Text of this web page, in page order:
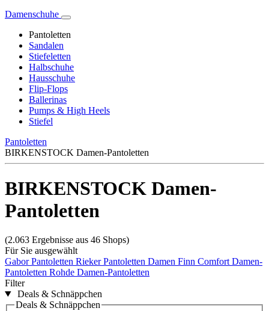
Damenschuhe
Pantoletten
Sandalen
Stiefeletten
Halbschuhe
Hausschuhe
Flip-Flops
Ballerinas
Pumps & High Heels
Stiefel
Pantoletten
BIRKENSTOCK Damen-Pantoletten
BIRKENSTOCK Damen-
Pantoletten
(2.063 Ergebnisse aus 46 Shops)
Für Sie ausgewählt
Gabor Pantoletten Rieker Pantoletten Damen Finn Comfort Damen-
Pantoletten Rohde Damen-Pantoletten
Filter
Deals & Schnäppchen
Deals & Schnäppchen